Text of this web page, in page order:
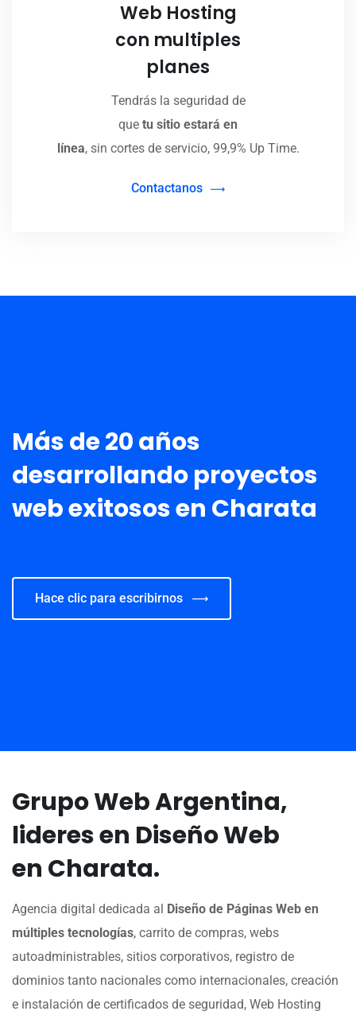
Web Hosting
con multiples
planes
Tendrás la seguridad de
que tu sitio estará en
línea, sin cortes de servicio, 99,9% Up Time.
Contactanos
Más de 20 años
desarrollando proyectos
web exitosos en Charata
Hace clic para escribirnos
Grupo Web Argentina,
lideres en Diseño Web
en Charata.
Agencia digital dedicada al
Diseño de Páginas Web en
múltiples tecnologías, carrito de compras, webs
autoadministrables, sitios corporativos, registro de
dominios tanto nacionales como internacionales, creación
e instalación de certificados de seguridad, Web Hosting